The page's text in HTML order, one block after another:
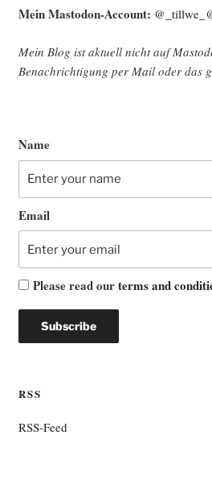
Mein Mast­o­don-Account:
Mein Blog ist aktu­ell nicht auf
Benach­rich­ti­gung per Mail oder das
Name
Email
Please read ourterms and
RSS
RSS-Feed